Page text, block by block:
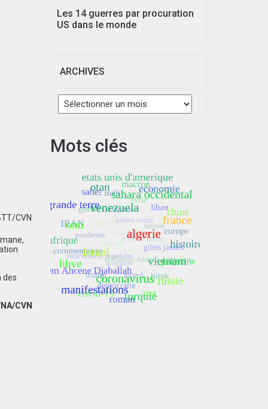
CVN
des
CVN
Les 14 guerres par procuration
US dans le monde
ARCHIVES
Archives
Mots clés